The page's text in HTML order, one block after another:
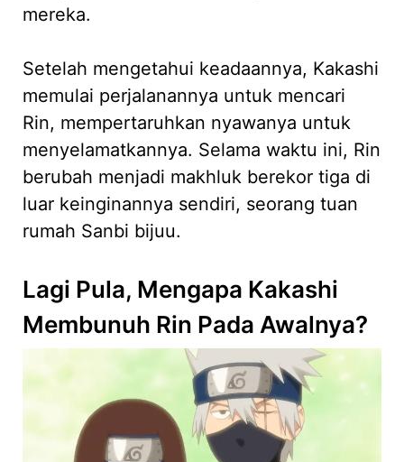
mereka.
Setelah mengetahui keadaannya, Kakashi
memulai perjalanannya untuk mencari
Rin, mempertaruhkan nyawanya untuk
menyelamatkannya. Selama waktu ini, Rin
berubah menjadi makhluk berekor tiga di
luar keinginannya sendiri, seorang tuan
rumah Sanbi bijuu.
Lagi Pula, Mengapa Kakashi
Membunuh Rin Pada Awalnya?